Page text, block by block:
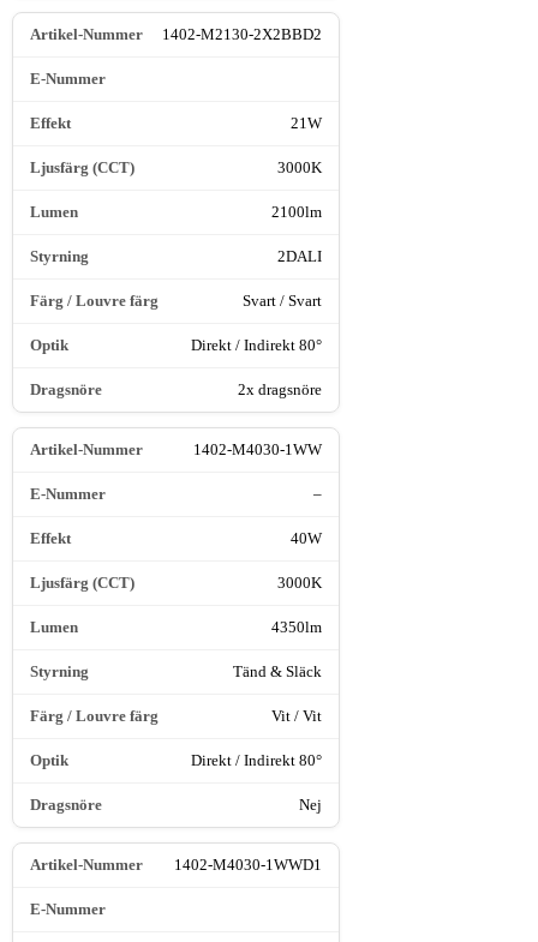
1402-M2130-2X2BBD2
21W
3000K
2100lm
2DALI
Svart / Svart
Direkt / Indirekt 80°
2x dragsnöre
1402-M4030-1WW
–
40W
3000K
4350lm
Tänd & Släck
Vit / Vit
Direkt / Indirekt 80°
Nej
1402-M4030-1WWD1